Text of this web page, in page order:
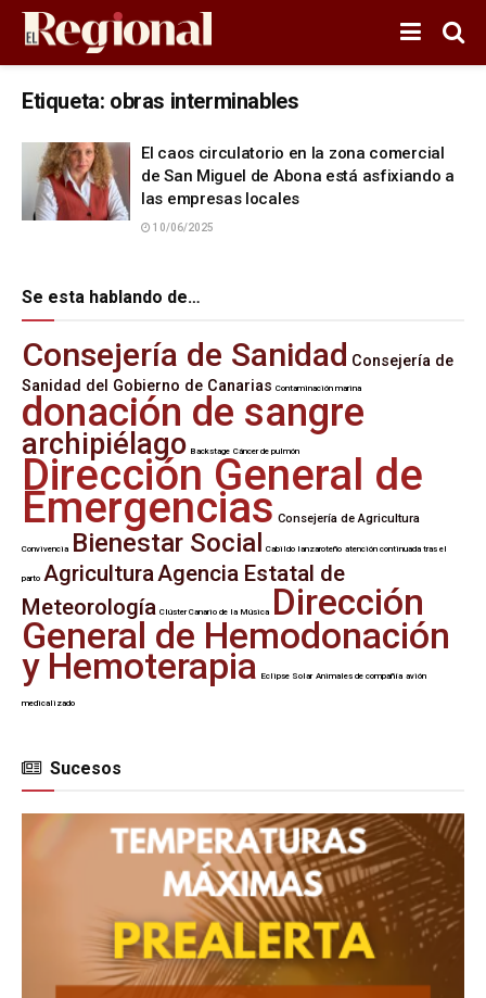
Etiqueta: obras interminables
El caos circulatorio en la zona comercial
de San Miguel de Abona está asfixiando a
las empresas locales
10/06/2025
Se esta hablando de…
Consejería de Sanidad Consejería de
Sanidad del Gobierno de Canarias Contaminación marina
donación de sangre
archipiélago Backstage Cáncer de pulmón
Dirección General de
Emergencias Consejería de Agricultura
Convivencia Bienestar Social Cabildo lanzaroteño atención continuada tras el
parto AgriculturaAgencia Estatal de
Meteorología Clúster Canario de la Música Dirección
General de Hemodonación
y Hemoterapia Eclipse Solar Animales de compañía avión
medicalizado
Sucesos